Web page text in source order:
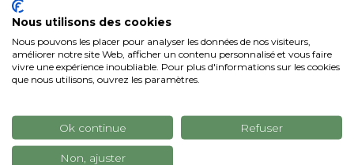
Nous utilisons des cookies
Nous pouvons les placer pour analyser les données de nos visiteurs,
améliorer notre site Web, afficher un contenu personnalisé et vous faire
vivre une expérience inoubliable. Pour plus d'informations sur les cookies
que nous utilisons, ouvrez les paramètres.
Ok continue Refuser
Non, ajuster